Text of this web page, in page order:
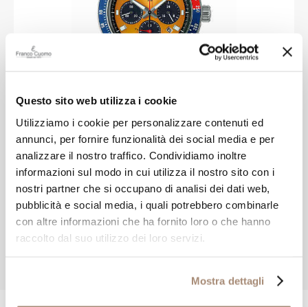
Questo sito web utilizza i cookie
Utilizziamo i cookie per personalizzare contenuti ed
annunci, per fornire funzionalità dei social media e per
analizzare il nostro traffico. Condividiamo inoltre
informazioni sul modo in cui utilizza il nostro sito con i
nostri partner che si occupano di analisi dei dati web,
pubblicità e social media, i quali potrebbero combinarle
con altre informazioni che ha fornito loro o che hanno
raccolto dal suo utilizzo dei loro servizi.
Mostra dettagli
Orologio Seiko Speedtimer riedizione
Pogue cronografo solare
€ 770,00 € 616,00 -20%